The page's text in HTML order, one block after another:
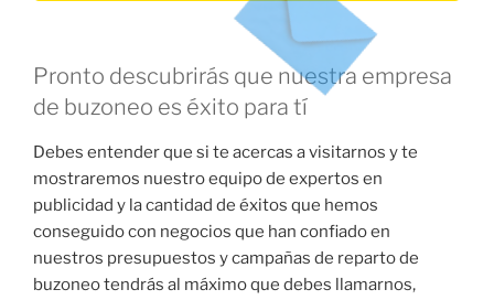
Pronto descubrirás que nuestra empresa
de buzoneo es éxito para tí
Debes entender que si te acercas a visitarnos y te
mostraremos nuestro equipo de expertos en
publicidad y la cantidad de éxitos que hemos
conseguido con negocios que han confiado en
nuestros presupuestos y campañas de reparto de
buzoneo tendrás al máximo que debes llamarnos,